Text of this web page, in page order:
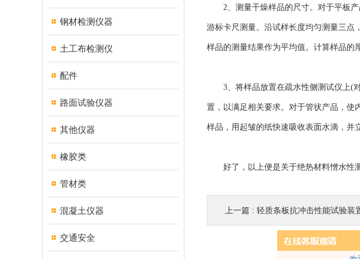
钢材检测仪器
土工布检测仪
配件
路面试验仪器
其他仪器
橡胶类
管材类
混凝土仪器
交通安全
2、测量干燥样品的尺寸。对于平板产
游标卡尺测量。沿试样长度均匀测量三点
样品的测量结果作为平均值。计算样品的
3、将样品放置在疏水性侧测试仪上(对
置，以满足相关要求。对于管状产品，使
样品，用起皱的纸快速吸收表面水滴，并
好了，以上便是关于绝热材料憎水性测
上一篇 : 轻质条板抗冲击性能试验装置的